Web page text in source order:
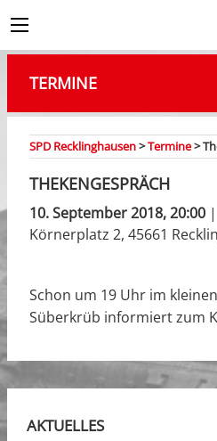
TERMINE
SPD Recklinghausen>Termine>
THEKENGESPRÄCH
10. September 2018, 20:00
Körnerplatz 2, 45661
Schon um 19 Uhr im
Süberkrüb informiert zum
AKTUELLES